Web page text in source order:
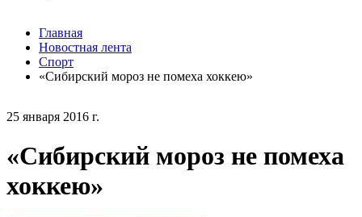
25 января 2016 г.
«Сибирский мороз не помеха
хоккею»
Главная
Новостная лента
Спорт
«Сибирский мороз не помеха хоккею»